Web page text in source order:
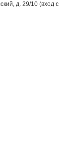
д. 29/10 (вход с